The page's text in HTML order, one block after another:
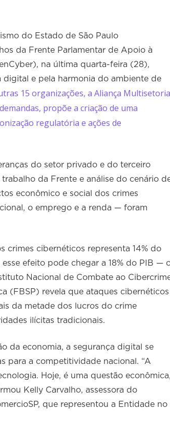
do Estado de São Paulo
da Frente Parlamentar de Apoio à
na última quarta-feira (28),
digital e pela harmonia do ambiente de
15 organizações, a Aliança
propõe a criação de uma
regulatória e ações de
do setor privado e do terceiro
da Frente e análise do cenário
econômico e social dos crimes
o emprego e a renda — foram
crimes cibernéticos representa 14% do
efeito pode chegar a 18% do PIB —
Nacional de Combate ao
(FBSP) revela que ataques cibernéticos
da metade dos lucros do crime
ilícitas tradicionais.
da economia, a segurança digital se
para a competitividade nacional. “A
Hoje, é uma questão
Kelly Carvalho, assessora do
que representou a Entidade no